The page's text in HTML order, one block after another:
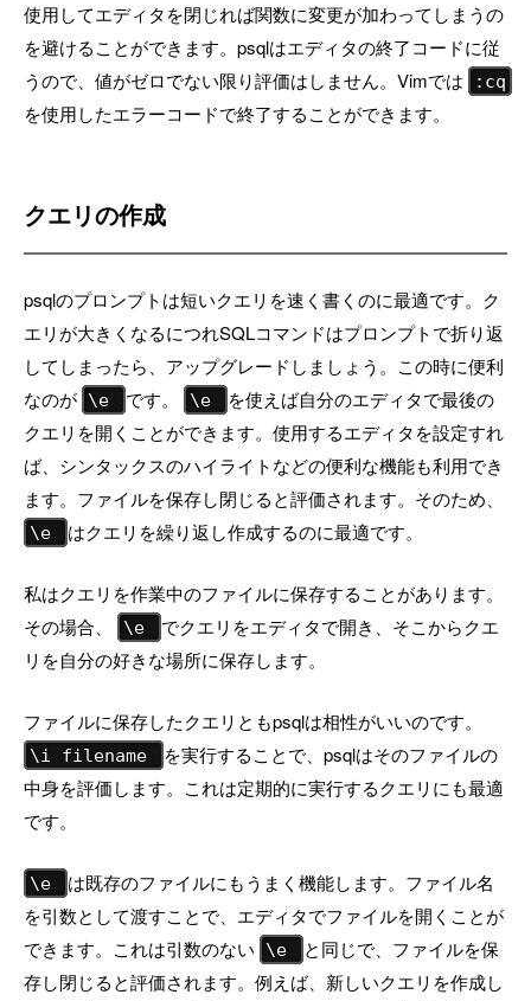
使用してエディタを閉じれば関数に変更が加わってしまうの
を避けることができます。psqlはエディタの終了コードに従
うので、値がゼロでない限り評価はしません。Vimでは
:cq
を使用したエラーコードで終了することができます。
クエリの作成
psqlのプロンプトは短いクエリを速く書くのに最適です。ク
エリが大きくなるにつれSQLコマンドはプロンプトで折り返
してしまったら、アップグレードしましょう。この時に便利
なのが \e です。 \e
を使えば自分のエディタで最後の
クエリを開くことができます。使用するエディタを設定すれ
ば、シンタックスのハイライトなどの便利な機能も利用でき
ます。ファイルを保存し閉じると評価されます。そのため、
\e はクエリを繰り返し作成するのに最適です。
私はクエリを作業中のファイルに保存することがあります。
その場合、
\e
でクエリをエディタで開き、そこからクエ
リを自分の好きな場所に保存します。
ファイルに保存したクエリともpsqlは相性がいいのです。
\i filename
を実行することで、psqlはそのファイルの
中身を評価します。これは定期的に実行するクエリにも最適
です。
\e
は既存のファイルにもうまく機能します。ファイル名
を引数として渡すことで、エディタでファイルを開くことが
できます。これは引数のない
\e
と同じで、ファイルを保
存し閉じると評価されます。例えば、新しいクエリを作成し